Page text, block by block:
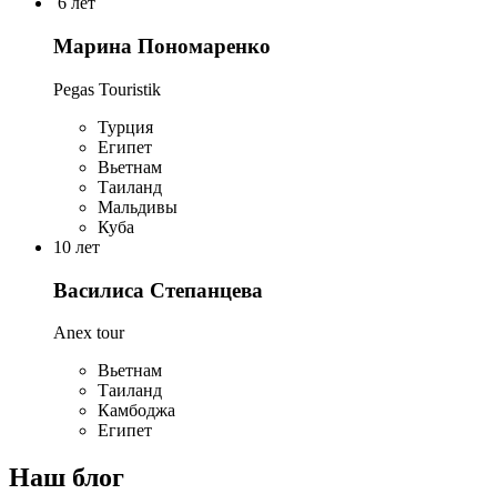
Марина Пономаренко
Pegas Touristik
Турция
Египет
Вьетнам
Таиланд
Мальдивы
Куба
10 лет
Василиса Степанцева
Anex tour
Вьетнам
Таиланд
Камбоджа
Египет
Наш блог